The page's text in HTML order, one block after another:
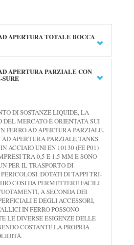
APERTURA TOTALE BOCCA
APERTURA PARZIALE CON
DI SOSTANZE LIQUIDE, LA
DEL MERCATO È ORIENTATA SUI
FERRO AD APERTURA PARZIALE.
APERTURA PARZIALE TANKS
ACCIAIO UNI EN 10130 (FE P01)
TRA 0,5 E 1,5 MM E SONO
PER IL TRASPORTO DI
DOTATI DI TAPPI TRI-
COSÌ DA PERMETTERE FACILI
A SECONDA DEI
E DEGLI ACCESSORI,
IN FERRO POSSONO
LE DIVERSE ESIGENZE DELLE
COSTANTE LA PROPRIA